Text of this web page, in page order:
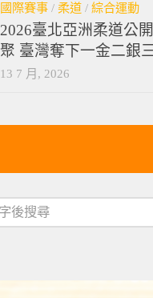
國際賽事 / 柔道 / 綜合運動
2026臺北亞洲柔道公
聚 臺灣奪下一金二銀
13 7 月, 2026